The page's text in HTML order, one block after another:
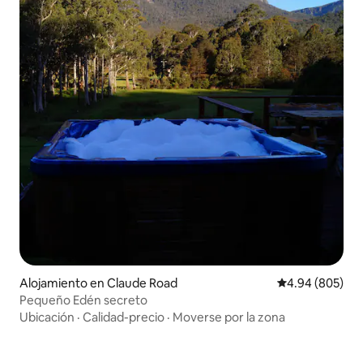
Alojamiento en Claude Road Calificación
4.94 (805)
Pequeño Edén secreto
Ubicación · Calidad-precio · Moverse por la zona